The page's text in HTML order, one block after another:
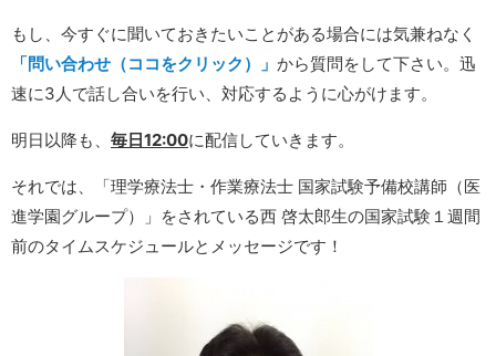
もし、今すぐに聞いておきたいことがある場合には気兼ねなく
「問い合わせ（ココをクリック）」 から質問をして下さい。迅
速に3人で話し合いを行い、対応するように心がけます。
明日以降も、 毎日12:00に配信していきます。
それでは、「理学療法士・作業療法士 国家試験予備校講師（医
進学園グループ）」をされている西 啓太郎生の国家試験１週間
前のタイムスケジュールとメッセージです！